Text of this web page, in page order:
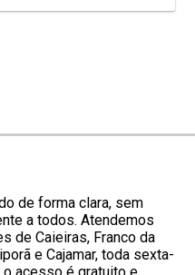
de forma clara, sem
a todos. Atendemos
de Caieiras, Franco da
e Cajamar, toda sexta-
acesso é gratuito e